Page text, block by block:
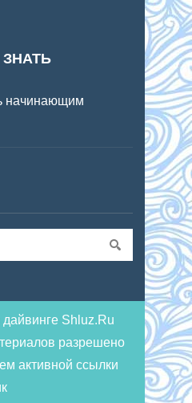
начинающим
Shluz.Ru
разрешено
активной ссылки